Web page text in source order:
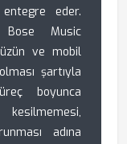
entegre eder.
Bose Music
ve mobil
şartıyla
boyunca
adına